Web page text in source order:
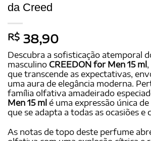
da Creed
R$ 38,90
Descubra a sofisticação atemporal
masculino CREEDON for Men 15 ml
que transcende as expectativas,
uma aura de elegância moderna.
família olfativa amadeirado
Men 15 ml é uma expressão única
que se adapta a todas as ocasiões e
As notas de topo deste perfume